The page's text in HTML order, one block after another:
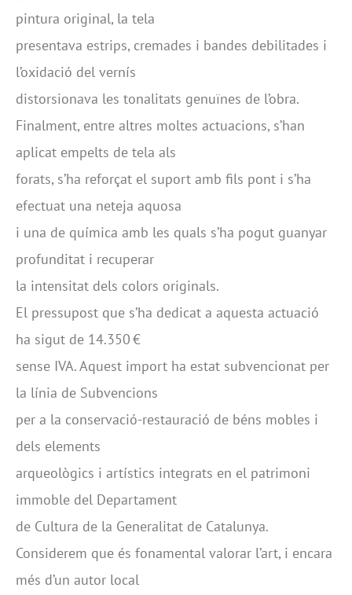
pintura original, la tela
presentava estrips, cremades i bandes debilitades i
l’oxidació del vernís
distorsionava les tonalitats genuïnes de l’obra.
Finalment, entre altres moltes actuacions, s’han
aplicat empelts de tela als
forats, s’ha reforçat el suport amb fils pont i s’ha
efectuat una neteja aquosa
i una de química amb les quals s’ha pogut guanyar
profunditat i recuperar
la intensitat dels colors originals.
El pressupost que s’ha dedicat a aquesta actuació
ha sigut de 14.350 €
sense IVA. Aquest import ha estat subvencionat per
la línia de Subvencions
per a la conservació-restauració de béns mobles i
dels elements
arqueològics i artístics integrats en el patrimoni
immoble del Departament
de Cultura de la Generalitat de Catalunya.
Considerem que és fonamental valorar l’art, i encara
més d’un autor local